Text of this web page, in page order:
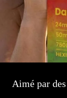
Aimé par